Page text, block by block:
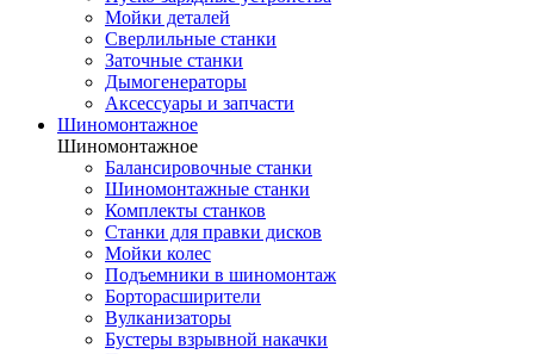
Мойки деталей
Сверлильные станки
Заточные станки
Дымогенераторы
Аксессуары и запчасти
Шиномонтажное
Шиномонтажное
Балансировочные станки
Шиномонтажные станки
Комплекты станков
Станки для правки дисков
Мойки колес
Подъемники в шиномонтаж
Борторасширители
Вулканизаторы
Бустеры взрывной накачки